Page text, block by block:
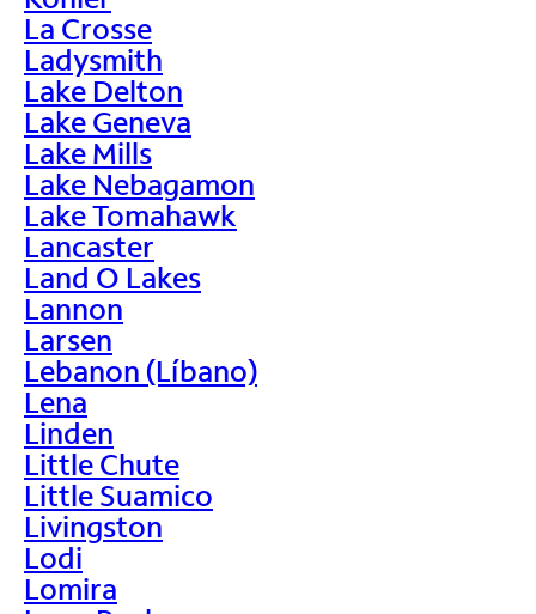
La Crosse
Ladysmith
Lake Delton
Lake Geneva
Lake Mills
Lake Nebagamon
Lake Tomahawk
Lancaster
Land O Lakes
Lannon
Larsen
Lebanon (Líbano)
Lena
Linden
Little Chute
Little Suamico
Livingston
Lodi
Lomira